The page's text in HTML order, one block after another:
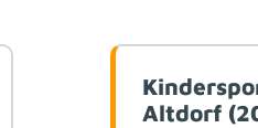
Altdorf